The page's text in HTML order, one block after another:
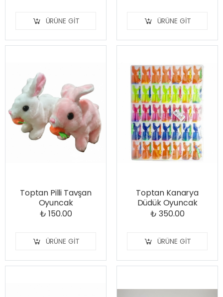
ÜRÜNE GIT ÜRÜNE GIT
Toptan Pilli Tavşan
Oyuncak
₺ 150.00
ÜRÜNE GIT
Toptan Kanarya
Düdük Oyuncak
₺ 350.00
ÜRÜNE GIT